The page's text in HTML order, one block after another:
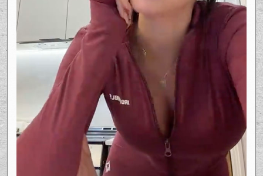
avec ses propres repères. Mais justement,
c’est ce décalage entre la réalité de
Catherine et les réponses inscrites qui
donne à l’histoire son côté savoureux et
très partageable.